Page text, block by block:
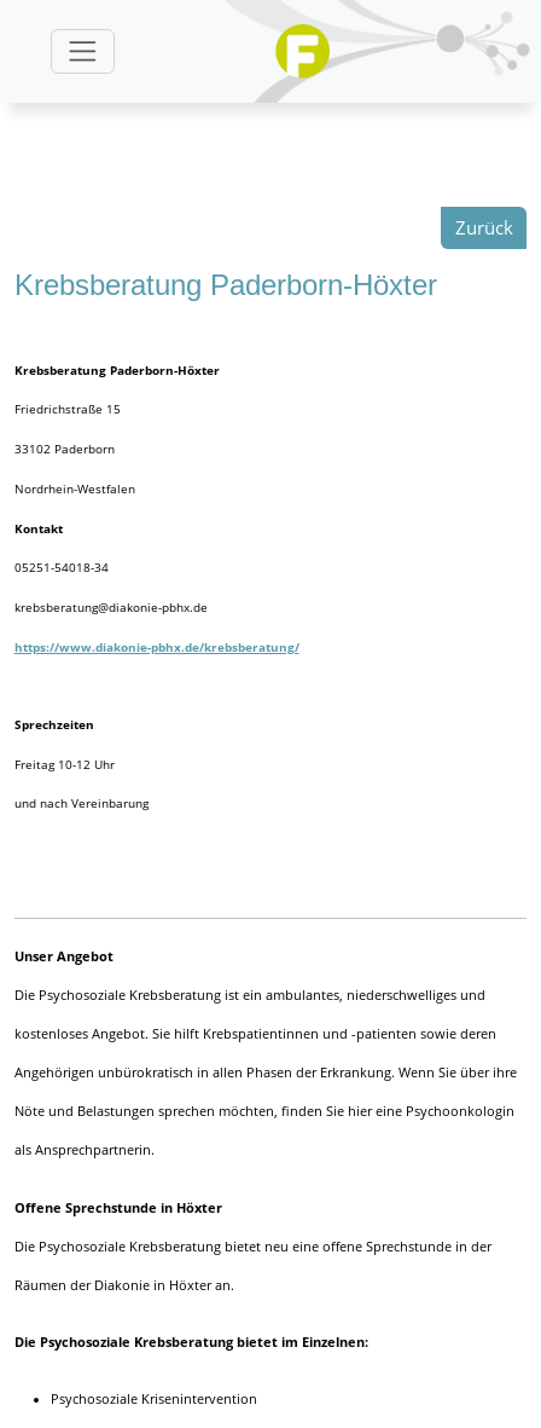
Zurück
Krebsberatung Paderborn-Höxter
Krebsberatung Paderborn-Höxter
Friedrichstraße 15
33102 Paderborn
Nordrhein-Westfalen
Kontakt
05251-54018-34
krebsberatung@diakonie-pbhx.de
https://www.diakonie-pbhx.de/krebsberatung/
Sprechzeiten
Freitag 10-12 Uhr
und nach Vereinbarung
Unser Angebot
Die Psychosoziale Krebsberatung ist ein ambulantes, niederschwelliges und
kostenloses Angebot. Sie hilft Krebspatientinnen und -patienten sowie deren
Angehörigen unbürokratisch in allen Phasen der Erkrankung. Wenn Sie über ihre
Nöte und Belastungen sprechen möchten, finden Sie hier eine Psychoonkologin
als Ansprechpartnerin.
Offene Sprechstunde in Höxter
Die Psychosoziale Krebsberatung bietet neu eine offene Sprechstunde in der
Räumen der Diakonie in Höxter an.
Die Psychosoziale Krebsberatung bietet im Einzelnen:
Psychosoziale Krisenintervention